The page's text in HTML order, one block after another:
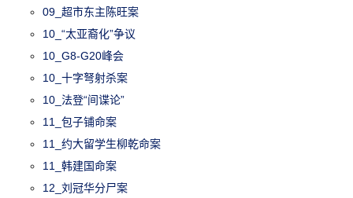
09_超市东主陈旺案
10_“太亚裔化”争议
10_G8-G20峰会
10_十字弩射杀案
10_法登“间谍论”
11_包子铺命案
11_约大留学生柳乾命案
11_韩建国命案
12_刘冠华分尸案